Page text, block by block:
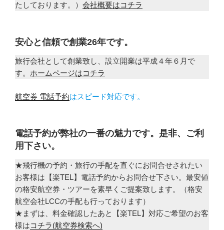
たしております。） 会社概要はコチラ
安心と信頼で創業26年です。
旅行会社として創業致し、設立開業は平成４年６月で
す。 ホームページはコチラ
航空券 電話予約はスピード対応です。
電話予約が弊社の一番の魅力です。是非、ご利
用下さい。
★飛行機の予約・旅行の手配を直ぐにお問合せされたい
お客様は【楽TEL】電話予約からお問合せ下さい。最安値
の格安航空券・ツアーを素早くご提案致します。（格安
航空会社LCCの手配も行っております）
★まずは、料金確認したあと【楽TEL】対応ご希望のお客
様はコチラ(航空券検索へ)